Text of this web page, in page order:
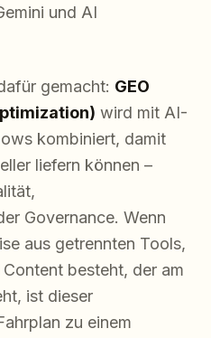
und AI
gemacht: GEO
wird mit AI-
kombiniert, damit
liefern können –
Governance. Wenn
aus getrennten Tools,
besteht, der am
ist dieser
zu einem